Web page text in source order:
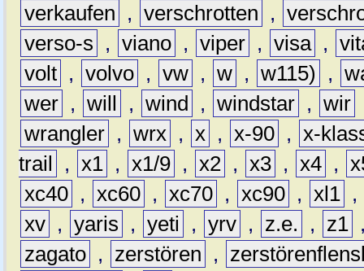
verkaufen
, verschrotten ,
verso-s
, viano , viper , visa ,
volt , volvo , vw , w , w115) ,
wer , will , wind , windstar , wir
wrangler , wrx , x , x-90 , x-
trail
, x1 , x1/9 , x2 , x3 , x4 ,
xc40 , xc60 , xc70 , xc90 , xl1 ,
xv , yaris , yeti , yrv , z.e. , z1
zagato , zerstören ,